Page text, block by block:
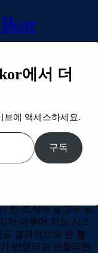
Ikor
한이임,단기,단편,
양면
다.
전 조직에 골고루 공
가 이루어 지는 시스
도 결과적으로 큰 틀
반영되고 관철되면
에서 더
브에 액세스하세요.
구독